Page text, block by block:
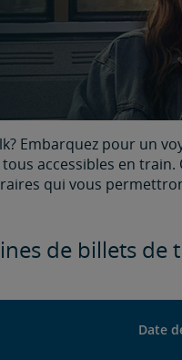
Embarquez pour un
accessibles en
qui vous
de billets
Date